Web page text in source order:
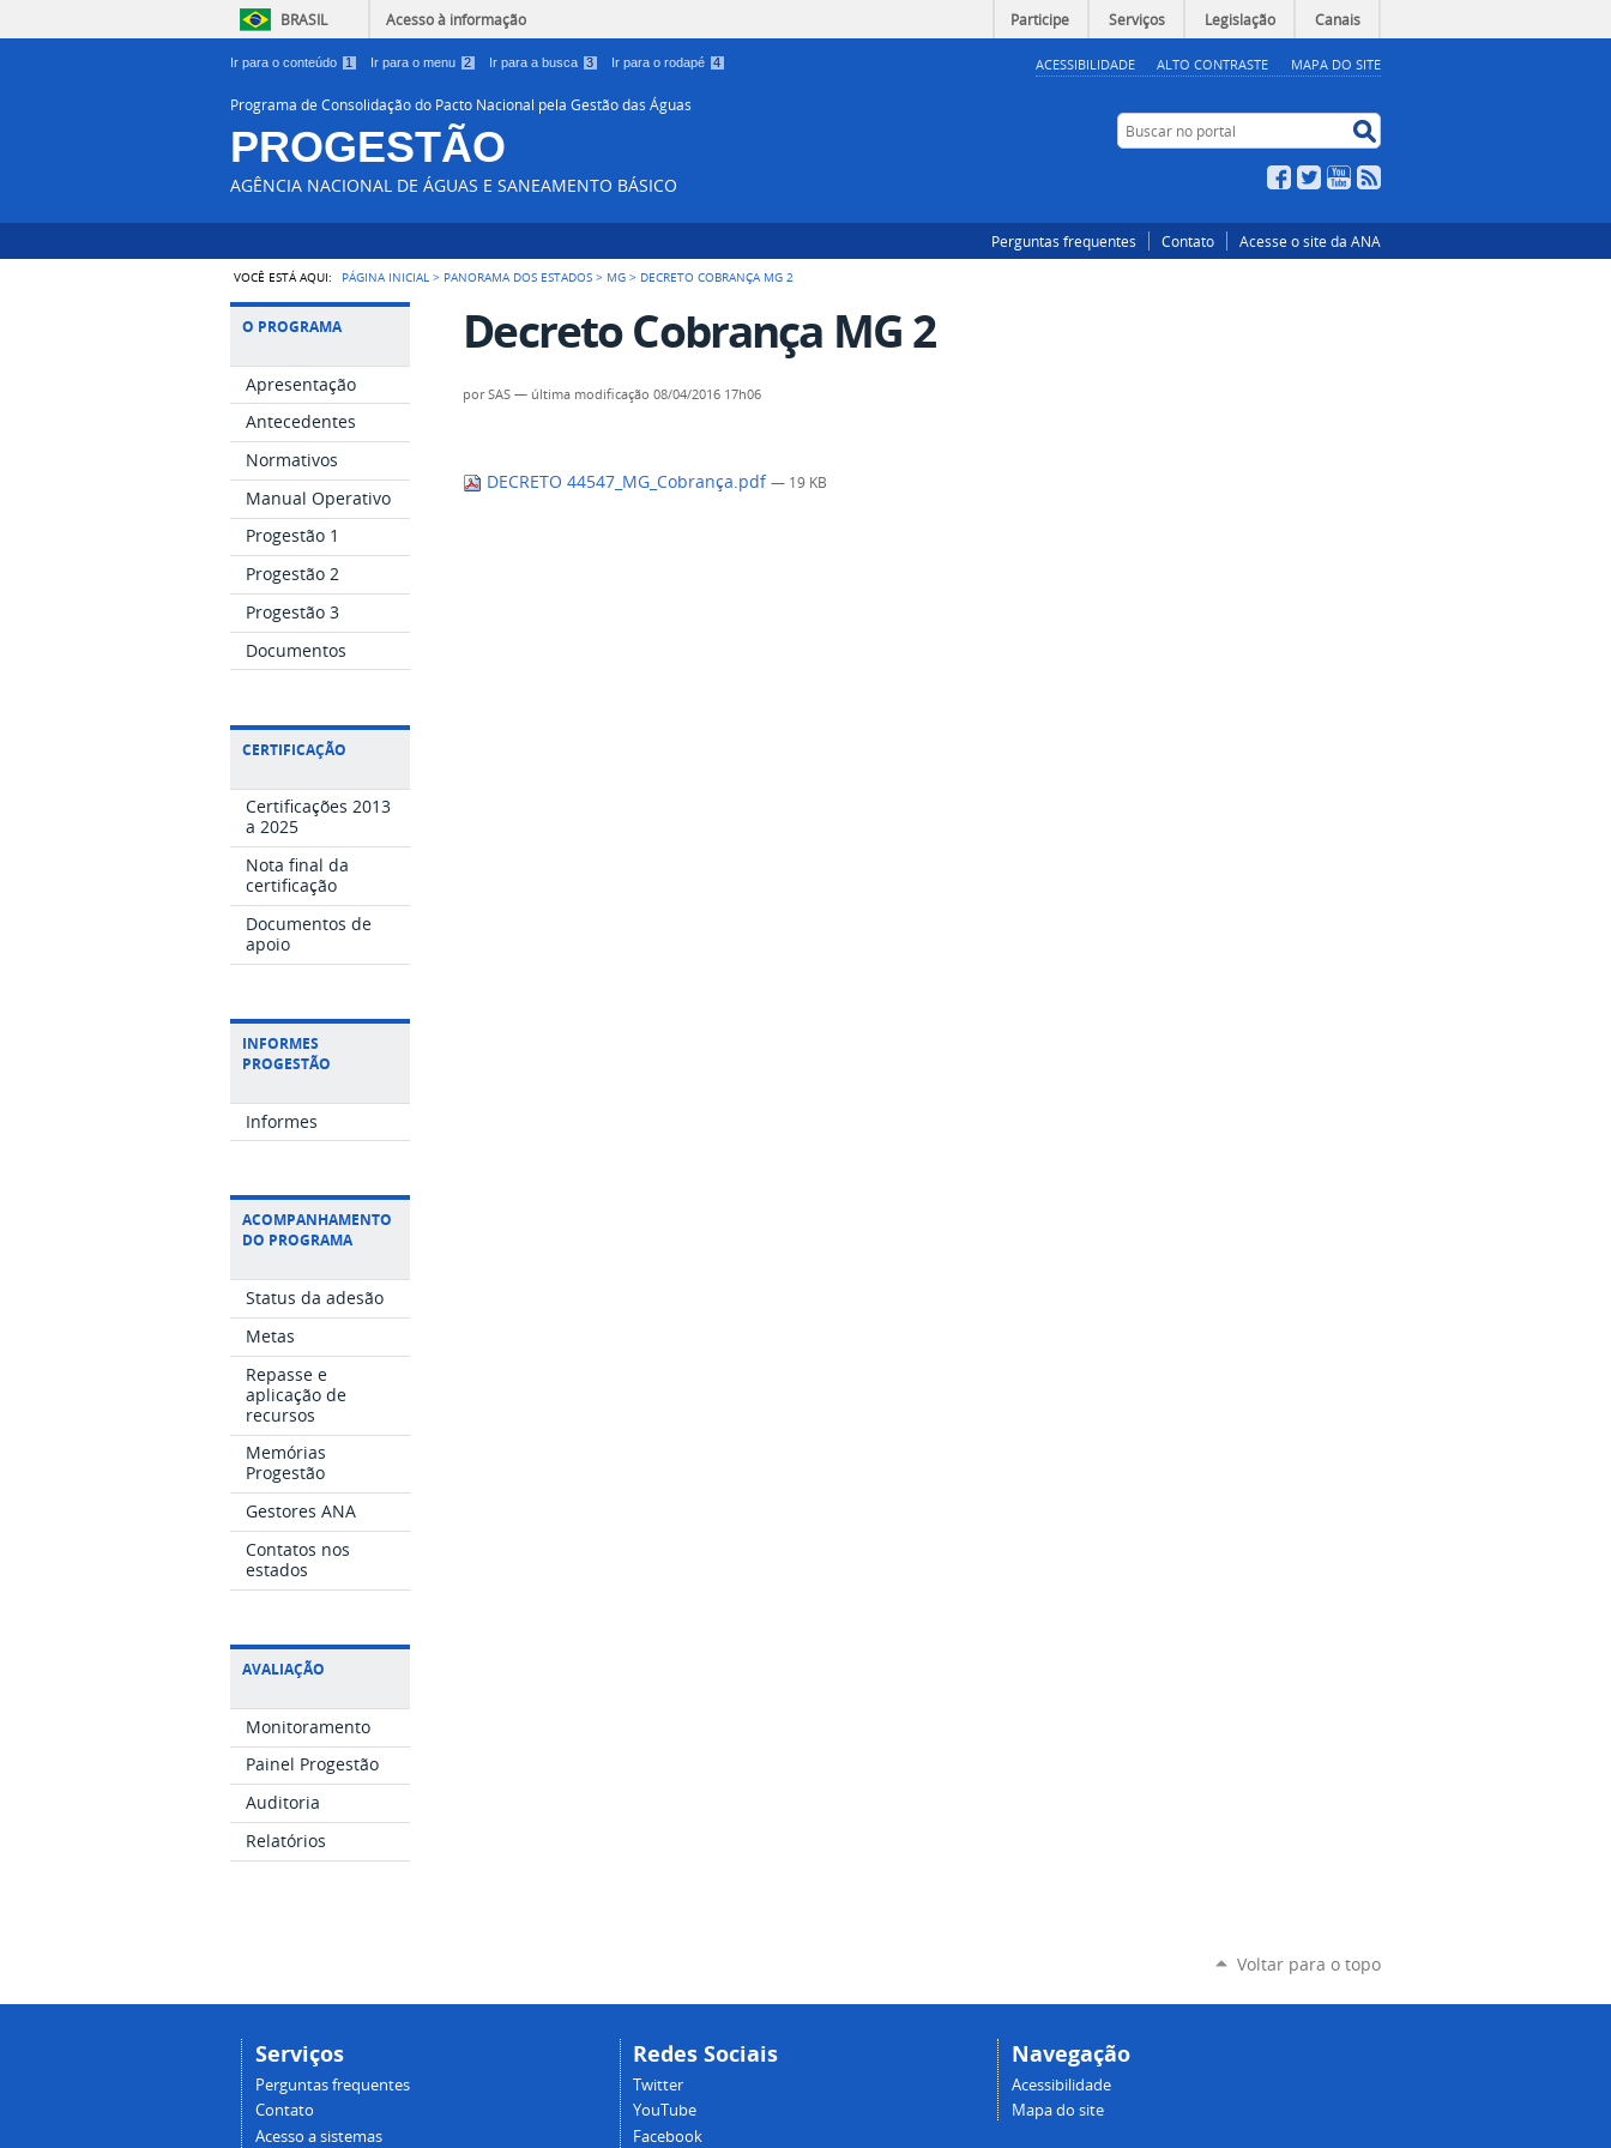
BRASIL Acesso à informação Participe Serviços Legislação Canais
Ir para o conteúdo 1 Ir para o menu 2 Ir para a busca 3 Ir para o rodapé 4 ACESSIBILIDADE ALTO CONTRASTE MAPA DO SITE
Programa de Consolidação do Pacto Nacional pela Gestão das Águas
PROGESTÃO
AGÊNCIA NACIONAL DE ÁGUAS E SANEAMENTO BÁSICO
Buscar no portal
Facebook
TwitterYouTube
Perguntas frequentes Contato Acesse o site da ANA
VOCÊ ESTÁ AQUI: PÁGINA INICIAL > PANORAMA DOS ESTADOS > MG > DECRETO COBRANÇA MG 2
O PROGRAMA
Apresentação
Antecedentes
Normativos
Manual Operativo
Progestão 1
Progestão 2
Progestão 3
Documentos
CERTIFICAÇÃO
Certificações 2013
a 2025
Nota final da
certificação
Documentos de
apoio
INFORMES
PROGESTÃO
Informes
ACOMPANHAMENTO
DO PROGRAMA
Status da adesão
Metas
Repasse e
aplicação de
recursos
Memórias
Progestão
Gestores ANA
Contatos nos
estados
AVALIAÇÃO
Monitoramento
Painel Progestão
Auditoria
Relatórios
Decreto Cobrança MG 2
porSAS — última modificação 08/04/2016 17h06
DECRETO 44547_MG_Cobrança.pdf— 19 KB
Voltar para o topo
Serviços
Perguntas frequentes
Contato
Acesso a sistemas
Redes Sociais
Twitter
YouTube
Facebook
Navegação
Acessibilidade
Mapa do site